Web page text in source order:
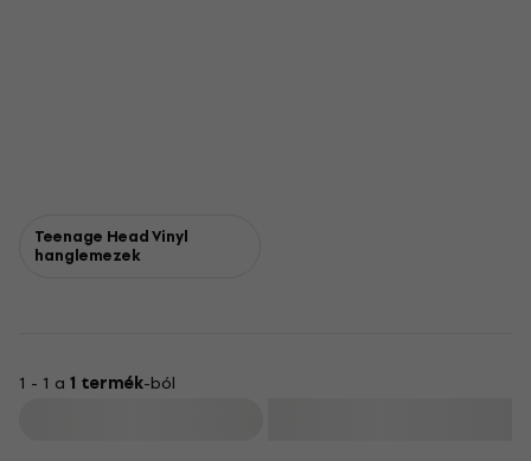
Teenage Head Vinyl
hanglemezek
1 - 1 a 1 termék-ból